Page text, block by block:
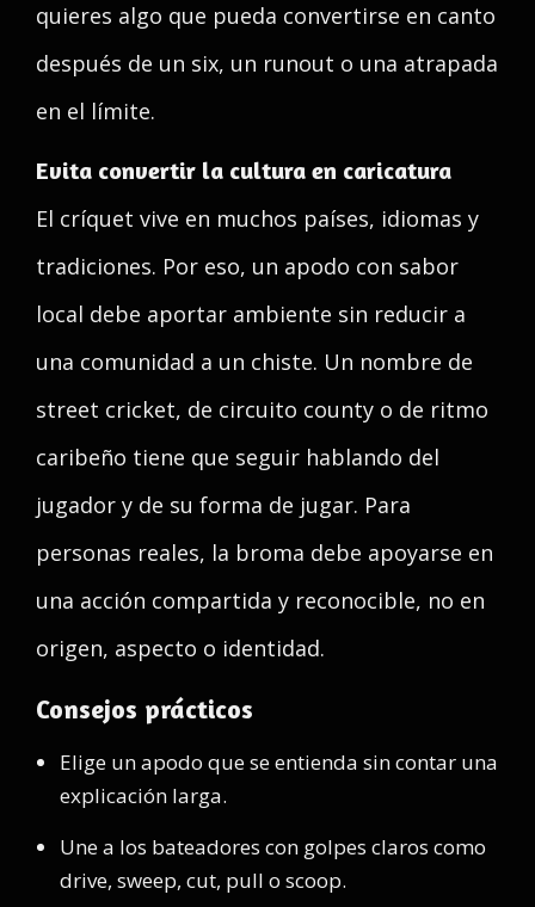
quieres algo que pueda convertirse en canto
después de un six, un runout o una atrapada
en el límite.
Evita convertir la cultura en caricatura
El críquet vive en muchos países, idiomas y
tradiciones. Por eso, un apodo con sabor
local debe aportar ambiente sin reducir a
una comunidad a un chiste. Un nombre de
street cricket, de circuito county o de ritmo
caribeño tiene que seguir hablando del
jugador y de su forma de jugar. Para
personas reales, la broma debe apoyarse en
una acción compartida y reconocible, no en
origen, aspecto o identidad.
Consejos prácticos
Elige un apodo que se entienda sin contar una
explicación larga.
Une a los bateadores con golpes claros como
drive, sweep, cut, pull o scoop.